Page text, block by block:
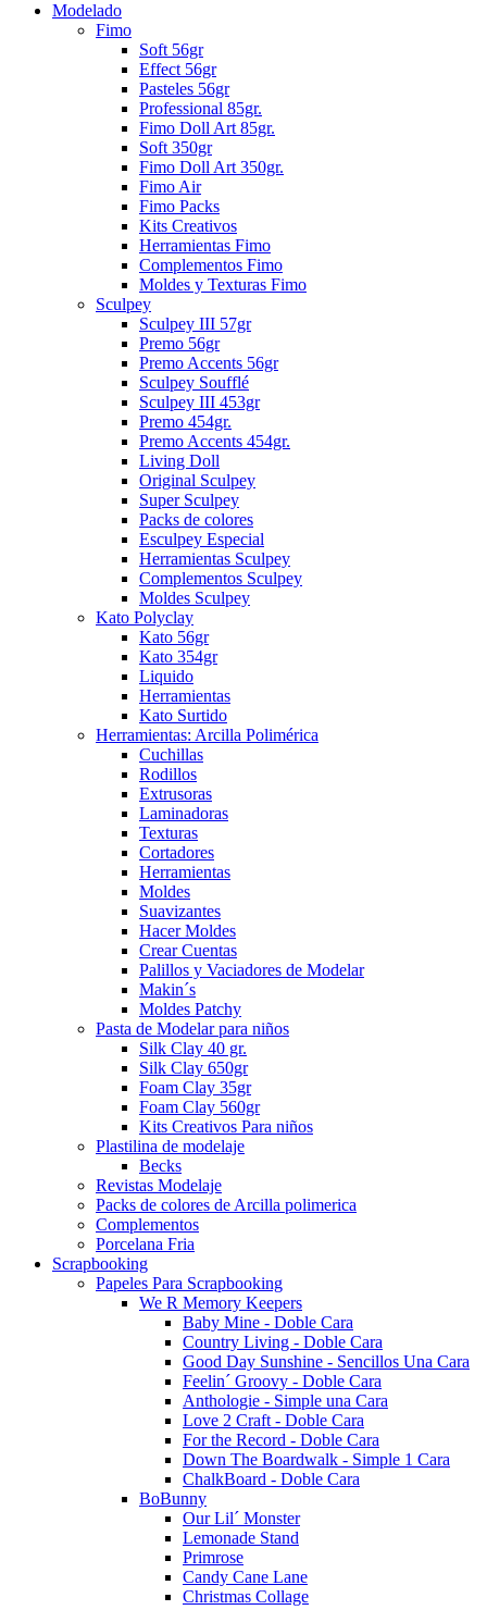
Modelado
Fimo
Soft 56gr
Effect 56gr
Pasteles 56gr
Professional 85gr.
Fimo Doll Art 85gr.
Soft 350gr
Fimo Doll Art 350gr.
Fimo Air
Fimo Packs
Kits Creativos
Herramientas Fimo
Complementos Fimo
Moldes y Texturas Fimo
Sculpey
Sculpey III 57gr
Premo 56gr
Premo Accents 56gr
Sculpey Soufflé
Sculpey III 453gr
Premo 454gr.
Premo Accents 454gr.
Living Doll
Original Sculpey
Super Sculpey
Packs de colores
Esculpey Especial
Herramientas Sculpey
Complementos Sculpey
Moldes Sculpey
Kato Polyclay
Kato 56gr
Kato 354gr
Liquido
Herramientas
Kato Surtido
Herramientas: Arcilla Polimérica
Cuchillas
Rodillos
Extrusoras
Laminadoras
Texturas
Cortadores
Herramientas
Moldes
Suavizantes
Hacer Moldes
Crear Cuentas
Palillos y Vaciadores de Modelar
Makin´s
Moldes Patchy
Pasta de Modelar para niños
Silk Clay 40 gr.
Silk Clay 650gr
Foam Clay 35gr
Foam Clay 560gr
Kits Creativos Para niños
Plastilina de modelaje
Becks
Revistas Modelaje
Packs de colores de Arcilla polimerica
Complementos
Porcelana Fria
Scrapbooking
Papeles Para Scrapbooking
We R Memory Keepers
Baby Mine - Doble Cara
Country Living - Doble Cara
Good Day Sunshine - Sencillos Una Cara
Feelin´ Groovy - Doble Cara
Anthologie - Simple una Cara
Love 2 Craft - Doble Cara
For the Record - Doble Cara
Down The Boardwalk - Simple 1 Cara
ChalkBoard - Doble Cara
BoBunny
Our Lil´ Monster
Lemonade Stand
Primrose
Candy Cane Lane
Christmas Collage